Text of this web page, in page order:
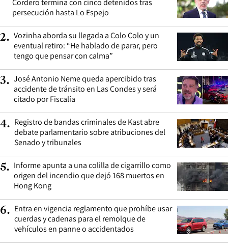
Cordero termina con cinco detenidos tras
persecución hasta Lo Espejo
2. Vozinha aborda su llegada a Colo Colo y un
eventual retiro: “He hablado de parar, pero
tengo que pensar con calma”
3. José Antonio Neme queda apercibido tras
accidente de tránsito en Las Condes y será
citado por Fiscalía
4. Registro de bandas criminales de Kast abre
debate parlamentario sobre atribuciones del
Senado y tribunales
5. Informe apunta a una colilla de cigarrillo como
origen del incendio que dejó 168 muertos en
Hong Kong
6. Entra en vigencia reglamento que prohíbe usar
cuerdas y cadenas para el remolque de
vehículos en panne o accidentados